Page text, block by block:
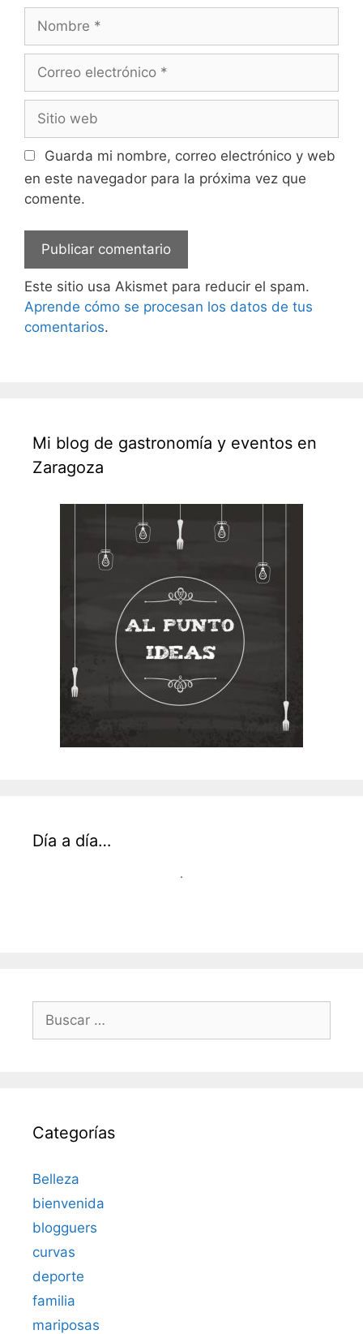
Nombre
Correo
Sitio
web
Guarda mi nombre, correo electrónico y web
en este navegador para la próxima vez que
comente.
Este sitio usa Akismet para reducir el spam.
Aprende cómo se procesan los datos de tus
comentarios.
Mi blog de gastronomía y eventos en
Zaragoza
Día a día…
Buscar:
Categorías
Belleza
bienvenida
blogguers
curvas
deporte
familia
mariposas